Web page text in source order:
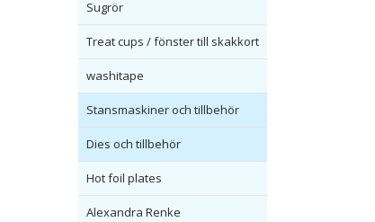
Sugrör
Treat cups / fönster till skakkort
washitape
Stansmaskiner och tillbehör
Dies och tillbehör
Hot foil plates
Alexandra Renke